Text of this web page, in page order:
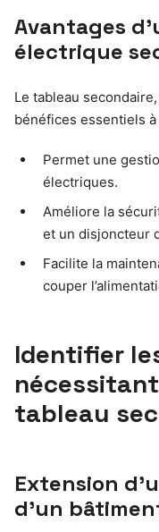
Avantages
électrique
Le tableau
bénéfices essentiels
Permet une
électriques.
Améliore la
et un disjoncteur
Facilite la
couper
Identifier
tableau
Extension
d’un